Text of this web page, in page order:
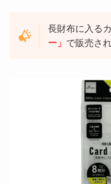
長財布に入る
ー」 で販売さ